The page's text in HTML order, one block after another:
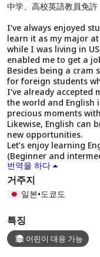
中学、高校英語教員免許
I’ve always enjoyed
learn it as my major
while I was living in
enabled me to get a
Besides being a cram
for foreign students
I’ve already accepted
the world and English
precious moments
Likewise, English can
new opportunities.
Let’s enjoy learning
(Beginner and
번역을 하다
거주지
일본•도쿄도
특징
어린이 대응 가능